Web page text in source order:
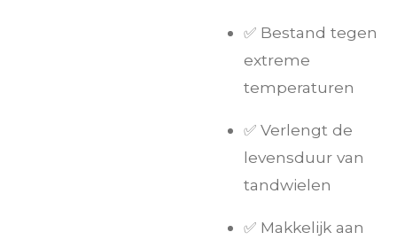
✅ Bestand tegen
extreme
temperaturen
✅ Verlengt de
levensduur van
tandwielen
✅ Makkelijk aan